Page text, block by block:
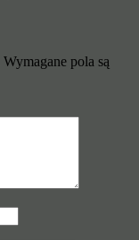
Wymagane pola są